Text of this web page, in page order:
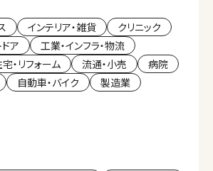
インテリア・雑貨
クリニック
ア
工業・インフラ・物流
・リフォーム
流通・小売
病院
自動車・バイク
製造業